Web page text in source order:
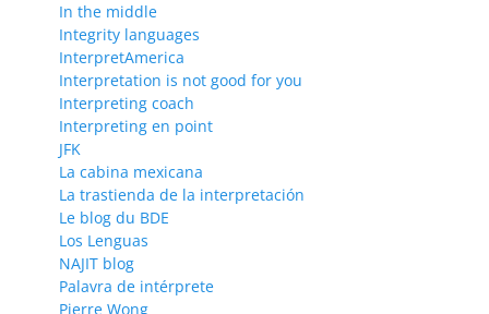
In the middle
Integrity languages
InterpretAmerica
Interpretation is not good for you
Interpreting coach
Interpreting en point
JFK
La cabina mexicana
La trastienda de la interpretación
Le blog du BDE
Los Lenguas
NAJIT blog
Palavra de intérprete
Pierre Wong